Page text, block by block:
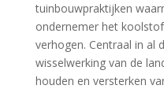
tuinbouwpraktijken
ondernemer het
verhogen. Centraal in al
wisselwerking van de
houden en versterken